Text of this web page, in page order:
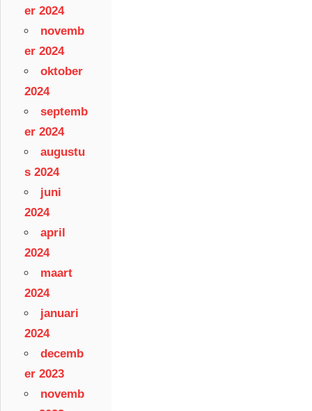
er 2024
novemb
er 2024
oktober
2024
septemb
er 2024
augustu
s 2024
juni
2024
april
2024
maart
2024
januari
2024
decemb
er 2023
novemb